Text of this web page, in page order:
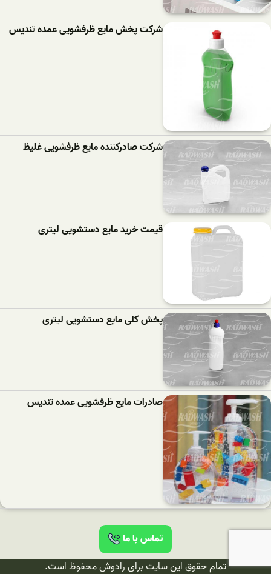
شرکت پخش مایع ظرفشویی عمده تندیس
شرکت صادرکننده مایع ظرفشویی غلیظ
قیمت خرید مایع دستشویی لیتری
پخش کلی مایع دستشویی لیتری
صادرات مایع ظرفشویی عمده تندیس
تماس با ما
تمام حقوق این سایت برای رادوش محفوظ است.